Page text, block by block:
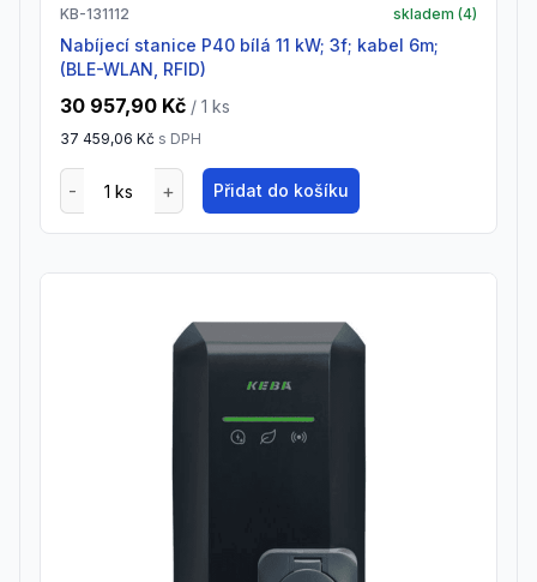
KB-131112 skladem (4)
Nabíjecí stanice P40 bílá 11 kW; 3f; kabel 6m;
(BLE-WLAN, RFID)
30 957,90 Kč / 1 ks
37 459,06 Kč s DPH
Přidat do košíku